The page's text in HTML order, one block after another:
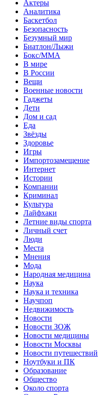
Актеры
Аналитика
Баскетбол
Безопасность
Безумный мир
Биатлон/Лыжи
Бокс/MMA
В мире
В России
Вещи
Военные новости
Гаджеты
Дети
Дом и сад
Еда
Звёзды
Здоровье
Игры
Импортозамещение
Интернет
Истории
Компании
Криминал
Культура
Лайфхаки
Летние виды спорта
Личный счет
Люди
Места
Мнения
Мода
Народная медицина
Наука
Наука и техника
Научпоп
Недвижимость
Новости
Новости ЗОЖ
Новости медицины
Новости Москвы
Новости путешествий
Ноутбуки и ПК
Образование
Общество
Около спорта